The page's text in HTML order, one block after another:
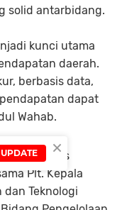
solid antarbidang.
kunci utama
daerah.
berbasis data,
dapat
Wahab.
Sekretaris
Plt. Kepala
Teknologi
×
UPDATE